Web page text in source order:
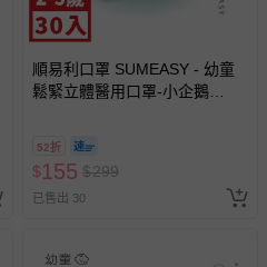
順易利口罩 SUMEASY - 幼童
鬆緊立體醫用口罩-小企鵝
52折
$155 $299
已售出 30